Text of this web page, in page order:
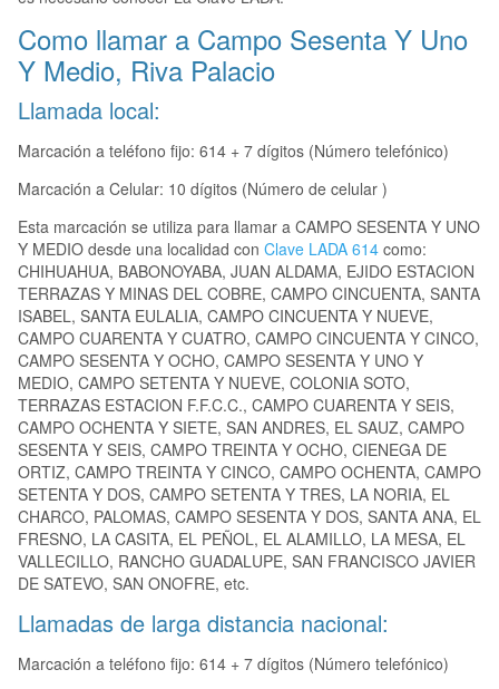
Como llamar a Campo Sesenta Y Uno
Y Medio, Riva Palacio
Llamada local:
Marcación a teléfono fijo: 614 + 7 dígitos (Número telefónico)
Marcación a Celular: 10 dígitos (Número de celular )
Esta marcación se utiliza para llamar a CAMPO SESENTA Y UNO
Y MEDIO desde una localidad con Clave LADA 614 como:
CHIHUAHUA, BABONOYABA, JUAN ALDAMA, EJIDO ESTACION
TERRAZAS Y MINAS DEL COBRE, CAMPO CINCUENTA, SANTA
ISABEL, SANTA EULALIA, CAMPO CINCUENTA Y NUEVE,
CAMPO CUARENTA Y CUATRO, CAMPO CINCUENTA Y CINCO,
CAMPO SESENTA Y OCHO, CAMPO SESENTA Y UNO Y
MEDIO, CAMPO SETENTA Y NUEVE, COLONIA SOTO,
TERRAZAS ESTACION F.F.C.C., CAMPO CUARENTA Y SEIS,
CAMPO OCHENTA Y SIETE, SAN ANDRES, EL SAUZ, CAMPO
SESENTA Y SEIS, CAMPO TREINTA Y OCHO, CIENEGA DE
ORTIZ, CAMPO TREINTA Y CINCO, CAMPO OCHENTA, CAMPO
SETENTA Y DOS, CAMPO SETENTA Y TRES, LA NORIA, EL
CHARCO, PALOMAS, CAMPO SESENTA Y DOS, SANTA ANA, EL
FRESNO, LA CASITA, EL PEÑOL, EL ALAMILLO, LA MESA, EL
VALLECILLO, RANCHO GUADALUPE, SAN FRANCISCO JAVIER
DE SATEVO, SAN ONOFRE, etc.
Llamadas de larga distancia nacional:
Marcación a teléfono fijo: 614 + 7 dígitos (Número telefónico)